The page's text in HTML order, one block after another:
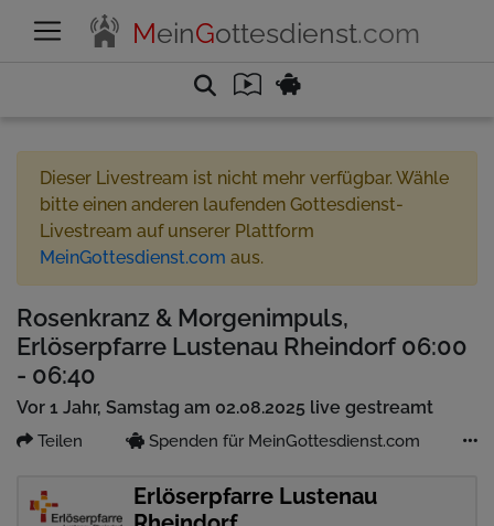
MeinGottesdienst.com
Dieser Livestream ist nicht mehr verfügbar. Wähle
bitte einen anderen laufenden Gottesdienst-
Livestream auf unserer Plattform
MeinGottesdienst.com aus.
Rosenkranz & Morgenimpuls,
Erlöserpfarre Lustenau Rheindorf 06:00
- 06:40
Vor 1 Jahr, Samstag am 02.08.2025 live gestreamt
Teilen Spenden für MeinGottesdienst.com
Erlöserpfarre Lustenau